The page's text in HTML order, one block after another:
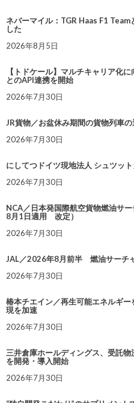
ネバーマイル：TGR Haas F1
した
2026年8月5日
【トドケール】マルチキャリア化
とのAPI連携を開始
2026年7月30日
JR貨物／お盆休み期間の貨物列車
2026年7月30日
にしてつドイツ現地法人 シュツッ
2026年7月30日
NCA／日本発国際航空貨物燃油サ
8月1日適用 改定）
2026年7月30日
JAL／2026年8月前半 燃油サーチ
2026年7月30日
椿本チエイン／再生可能エネルギ
現を加速
2026年7月30日
三井倉庫ホールディングス、受託物
を開発・導入開始
2026年7月30日